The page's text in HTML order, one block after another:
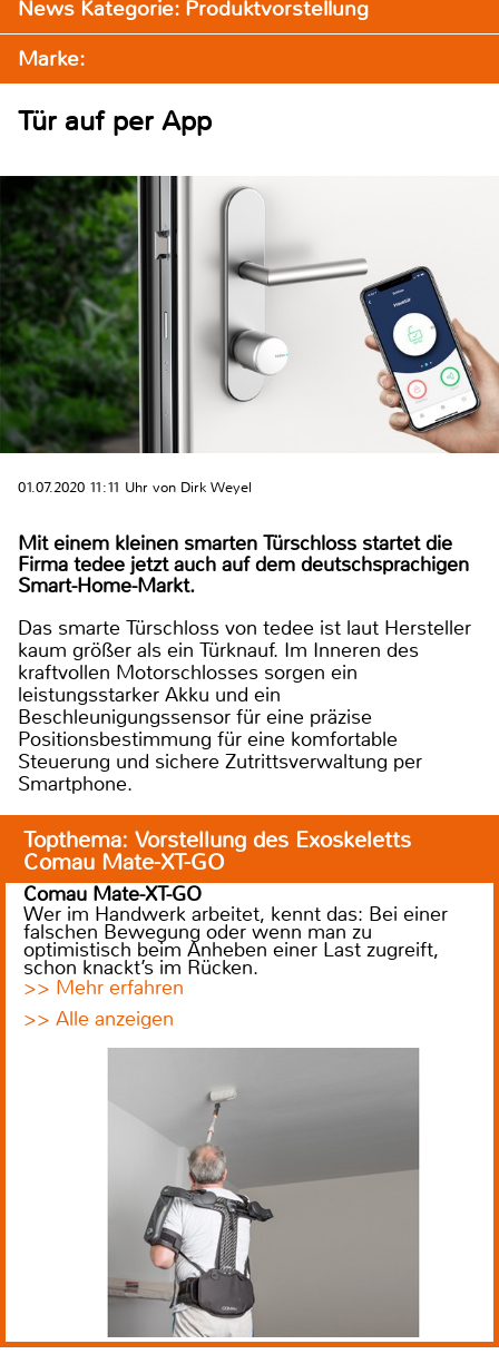
News Kategorie: Produktvorstellung
Marke:
Tür auf per App
01.07.2020 11:11 Uhr von Dirk Weyel
Mit einem kleinen smarten Türschloss startet die
Firma tedee jetzt auch auf dem deutschsprachigen
Smart-Home-Markt.
Das smarte Türschloss von tedee ist laut Hersteller
kaum größer als ein Türknauf. Im Inneren des
kraftvollen Motorschlosses sorgen ein
leistungsstarker Akku und ein
Beschleunigungssensor für eine präzise
Positionsbestimmung für eine komfortable
Steuerung und sichere Zutrittsverwaltung per
Smartphone.
Topthema: Vorstellung des Exoskeletts
Comau Mate-XT-GO
Comau Mate-XT-GO
Wer im Handwerk arbeitet, kennt das: Bei einer
falschen Bewegung oder wenn man zu
optimistisch beim Anheben einer Last zugreift,
schon knackt’s im Rücken.
>> Mehr erfahren
>> Alle anzeigen